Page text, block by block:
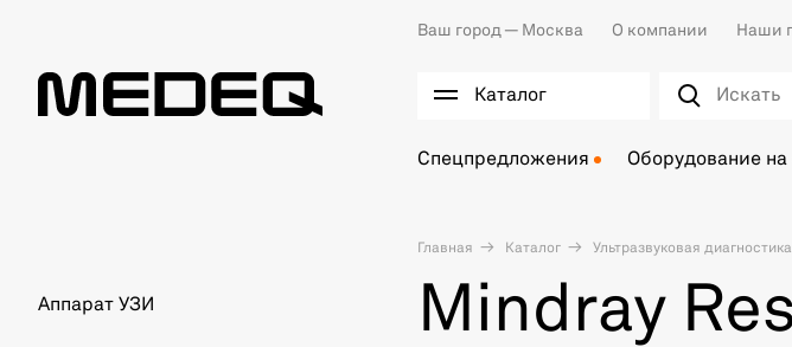
Ваш город — Москва О компании Наши
Каталог
Спецпредложения Оборудование на
Главная Каталог Ультразвуковая диагностика
Аппарат УЗИ Mindray